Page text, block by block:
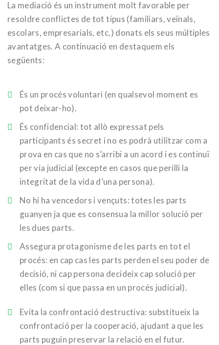
La mediació és un instrument molt favorable per
resoldre conflictes de tot tipus (familiars, veïnals,
escolars, empresarials, etc.) donats els seus múltiples
avantatges. A continuació en destaquem els
següents:
És un procés voluntari (en qualsevol moment es
pot deixar-ho).
És confidencial: tot allò expressat pels
participants és secret i no es podrà utilitzar com a
prova en cas que no s’arribi a un acord i es continuï
per via judicial (excepte en casos que perilli la
integritat de la vida d’una persona).
No hi ha vencedors i vençuts: totes les parts
guanyen ja que es consensua la millor solució per
les dues parts.
Assegura protagonisme de les parts en tot el
procés: en cap cas les parts perden el seu poder de
decisió, ni cap persona decideix cap solució per
elles (com si que passa en un procés judicial).
Evita la confrontació destructiva: substitueix la
confrontació per la cooperació, ajudant a que les
parts puguin preservar la relació en el futur.